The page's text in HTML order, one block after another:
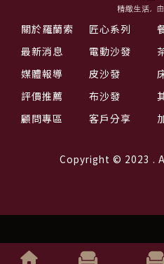
關於羅蘭索 匠心系列
最新消息
電動沙發
媒體報導
皮沙發
評價推薦
布沙發
顧問專區
客戶分享
Copyright © 2023 .